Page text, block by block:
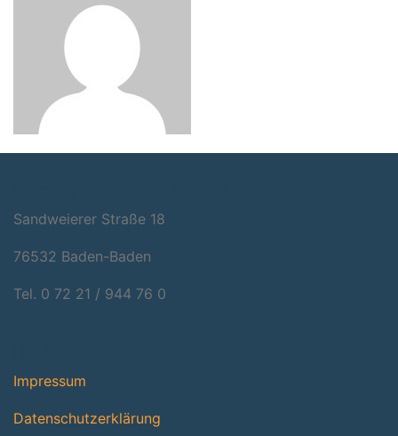
Sandweie­rer Stra­ße 18
76532 Baden-Baden
Tel. 0 72 21 / 944 76 0
Impres­sum
Daten­schutz­er­klä­rung